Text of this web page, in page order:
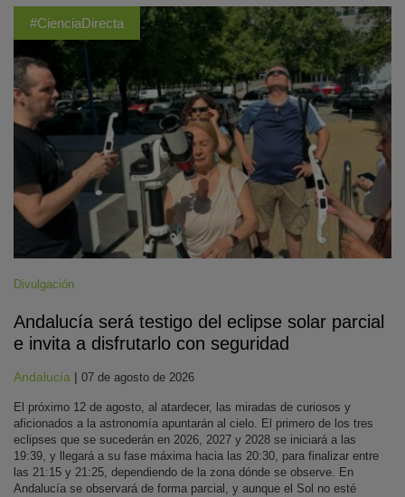
#CienciaDirecta
Divulgación
Andalucía será testigo del eclipse solar parcial
e invita a disfrutarlo con seguridad
Andalucía | 07 de agosto de 2026
El próximo 12 de agosto, al atardecer, las miradas de curiosos y
aficionados a la astronomía apuntarán al cielo. El primero de los tres
eclipses que se sucederán en 2026, 2027 y 2028 se iniciará a las
19:39, y llegará a su fase máxima hacia las 20:30, para finalizar entre
las 21:15 y 21:25, dependiendo de la zona dónde se observe. En
Andalucía se observará de forma parcial, y aunque el Sol no esté